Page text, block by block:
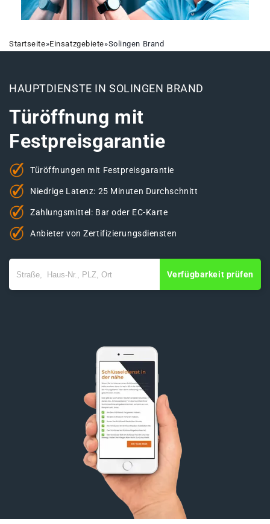
Startseite»Einsatzgebiete»Solingen Brand
HAUPTDIENSTE IN SOLINGEN BRAND
Türöffnung mit
Festpreisgarantie
Türöffnungen mit Festpreisgarantie
Niedrige Latenz: 25 Minuten Durchschnitt
Zahlungsmittel: Bar oder EC-Karte
Anbieter von Zertifizierungsdiensten
Verfügbarkeit prüfen